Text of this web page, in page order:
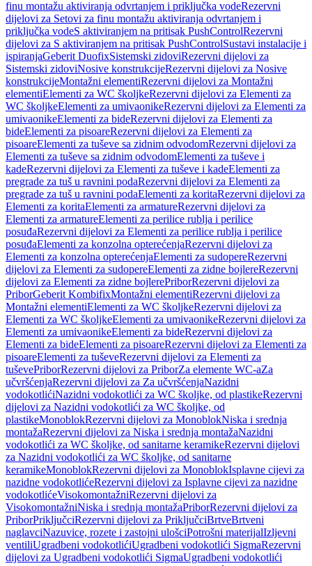
finu montažu aktiviranja odvrtanjem i priključka vodeRezervni
dijelovi za Setovi za finu montažu aktiviranja odvrtanjem i
priključka vodeS aktiviranjem na pritisak PushControlRezervni
dijelovi za S aktiviranjem na pritisak PushControlSustavi instalacije i
ispiranjaGeberit DuofixSistemski zidoviRezervni dijelovi za
Sistemski zidoviNosive konstrukcijeRezervni dijelovi za Nosive
konstrukcijeMontažni elementiRezervni dijelovi za Montažni
elementiElementi za WC školjkeRezervni dijelovi za Elementi za
WC školjkeElementi za umivaonikeRezervni dijelovi za Elementi za
umivaonikeElementi za bideRezervni dijelovi za Elementi za
bideElementi za pisoareRezervni dijelovi za Elementi za
pisoareElementi za tuševe sa zidnim odvodomRezervni dijelovi za
Elementi za tuševe sa zidnim odvodomElementi za tuševe i
kadeRezervni dijelovi za Elementi za tuševe i kadeElementi za
pregrade za tuš u ravnini podaRezervni dijelovi za Elementi za
pregrade za tuš u ravnini podaElementi za koritaRezervni dijelovi za
Elementi za koritaElementi za armatureRezervni dijelovi za
Elementi za armatureElementi za perilice rublja i perilice
posuđaRezervni dijelovi za Elementi za perilice rublja i perilice
posuđaElementi za konzolna opterećenjaRezervni dijelovi za
Elementi za konzolna opterećenjaElementi za sudopereRezervni
dijelovi za Elementi za sudopereElementi za zidne bojlereRezervni
dijelovi za Elementi za zidne bojlerePriborRezervni dijelovi za
PriborGeberit KombifixMontažni elementiRezervni dijelovi za
Montažni elementiElementi za WC školjkeRezervni dijelovi za
Elementi za WC školjkeElementi za umivaonikeRezervni dijelovi za
Elementi za umivaonikeElementi za bideRezervni dijelovi za
Elementi za bideElementi za pisoareRezervni dijelovi za Elementi za
pisoareElementi za tuševeRezervni dijelovi za Elementi za
tuševePriborRezervni dijelovi za PriborZa elemente WC-aZa
učvršćenjaRezervni dijelovi za Za učvršćenjaNazidni
vodokotlićiNazidni vodokotlići za WC školjke, od plastikeRezervni
dijelovi za Nazidni vodokotlići za WC školjke, od
plastikeMonoblokRezervni dijelovi za MonoblokNiska i srednja
montažaRezervni dijelovi za Niska i srednja montažaNazidni
vodokotlići za WC školjke, od sanitarne keramikeRezervni dijelovi
za Nazidni vodokotlići za WC školjke, od sanitarne
keramikeMonoblokRezervni dijelovi za MonoblokIsplavne cijevi za
nazidne vodokotlićeRezervni dijelovi za Isplavne cijevi za nazidne
vodokotlićeVisokomontažniRezervni dijelovi za
VisokomontažniNiska i srednja montažaPriborRezervni dijelovi za
PriborPriključciRezervni dijelovi za PriključciBrtveBrtveni
naglavciNazuvice, rozete i zastojni ulošciPotrošni materijalIzljevni
ventiliUgradbeni vodokotlićiUgradbeni vodokotlići SigmaRezervni
dijelovi za Ugradbeni vodokotlići SigmaUgradbeni vodokotlići